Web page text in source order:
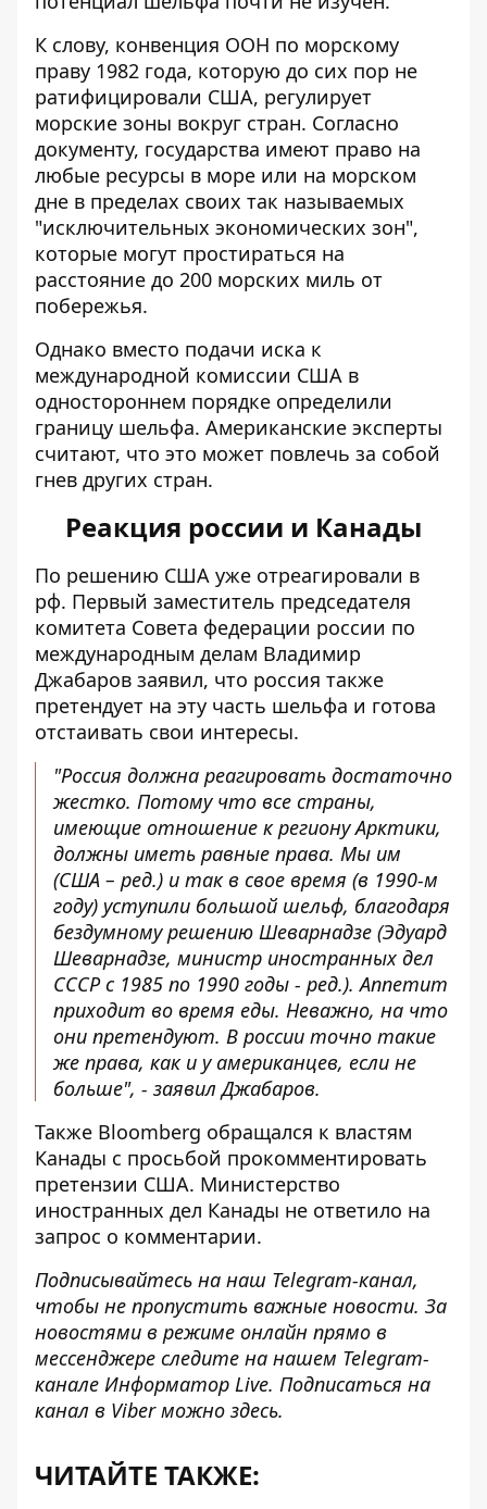
К слову, конвенция ООН по морскому
праву 1982 года, которую до сих пор не
ратифицировали США, регулирует
морские зоны вокруг стран. Согласно
документу, государства имеют право на
любые ресурсы в море или на морском
дне в пределах своих так называемых
"исключительных экономических зон",
которые могут простираться на
расстояние до 200 морских миль от
побережья.
Однако вместо подачи иска к
международной комиссии США в
одностороннем порядке определили
границу шельфа. Американские эксперты
считают, что это может повлечь за собой
гнев других стран.
Реакция россии и Канады
По решению США уже отреагировали в
рф. Первый заместитель председателя
комитета Совета федерации россии по
международным делам Владимир
Джабаров заявил, что россия также
претендует на эту часть шельфа и готова
отстаивать свои интересы.
"Россия должна реагировать достаточно
жестко. Потому что все страны,
имеющие отношение к региону Арктики,
должны иметь равные права. Мы им
(США – ред.) и так в свое время (в 1990-м
году) уступили большой шельф, благодаря
бездумному решению Шеварнадзе (Эдуард
Шеварнадзе, министр иностранных дел
СССР с 1985 по 1990 годы - ред.). Аппетит
приходит во время еды. Неважно, на что
они претендуют. В россии точно такие
же права, как и у американцев, если не
больше", - заявил Джабаров.
Также Bloomberg обращался к властям
Канады с просьбой прокомментировать
претензии США. Министерство
иностранных дел Канады не ответило на
запрос о комментарии.
Подписывайтесь на наш Telegram-канал,
чтобы не пропустить важные новости. За
новостями в режиме онлайн прямо в
мессенджере следите на нашем Telegram-
канале Информатор Live. Подписаться на
канал в Viber можно здесь.
ЧИТАЙТЕ ТАКЖЕ: